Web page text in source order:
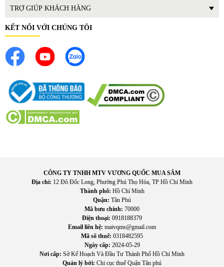
Cách sử dụng
Đổ nước vào ấm, không vượt quá mức tối đa
Đặt ấm lên đế và cắm điện
Bật công tắc để bắt đầu đun
Chờ ấm tự ngắt khi nước sôi
Lưu ý khi sử dụng
TRỢ GIÚP KHÁCH HÀNG
KẾT NỐI VỚI CHÚNG TÔI
CÔNG TY TNHH MTV VƯƠNG QUỐC MUA SẮM
Địa chỉ: 12 Đô Đốc Long, Phường Phú Thọ Hòa, TP Hồ Chí Minh
Thành phố: Hồ Chí Minh
Quận: Tân Phú
Mã bưu chính: 70000
Điện thoại: 0918188379
Email liên hệ: maivqms@gmail.com
Mã số thuế: 0318482595
Ngày cấp: 2024-05-29
Nơi cấp: Sở Kế Hoạch Và Đầu Tư Thành Phố Hồ Chí Minh
Quản lý bởi: Chi cục thuế Quận Tân phú